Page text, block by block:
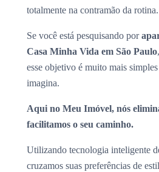
totalmente na contramão da rotina.
Se você está pesquisando por
Casa Minha Vida em São Paulo
esse objetivo é muito mais
imagina.
Aqui no Meu Imóvel, nós
facilitamos o seu caminho.
Utilizando tecnologia inteligente
cruzamos suas preferências de